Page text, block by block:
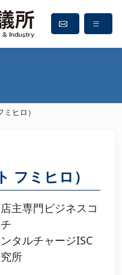
ト フミヒ
ヒロ）
フミヒロ）
主専門ビジネスコ
タルチャージISC
所